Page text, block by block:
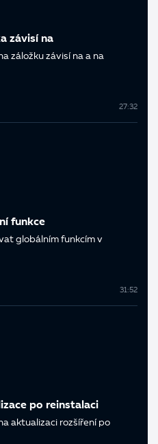
závisí na
záložku závisí na a na
27:32
funkce
globálním funkcím v
31:52
po reinstalaci
aktualizaci rozšíření po